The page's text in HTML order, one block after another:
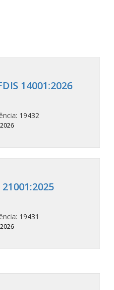
14001:2026
19432
21001:2025
19431